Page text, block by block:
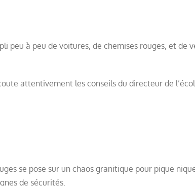
à peu de voitures, de chemises rouges, et de
attentivement les conseils du directeur de
se pose sur un chaos granitique pour pique
de sécurités.